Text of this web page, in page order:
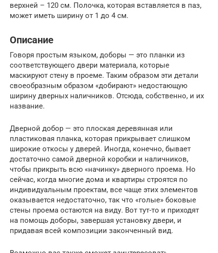
верхней – 120 см. Полочка, которая вставляется в паз,
может иметь ширину от 1 до 4 см.
Описание
Говоря простым языком, доборы — это планки из
соответствующего двери материала, которые
маскируют стену в проеме. Таким образом эти детали
своеобразным образом «добирают» недостающую
ширину дверных наличников. Отсюда, собственно, и их
название.
Дверной добор — это плоская деревянная или
пластиковая планка, которая прикрывает слишком
широкие откосы у дверей. Иногда, конечно, бывает
достаточно самой дверной коробки и наличников,
чтобы прикрыть всю «начинку» дверного проема. Но
сейчас, когда многие дома и квартиры строятся по
индивидуальным проектам, все чаще этих элементов
оказывается недостаточно, так что «голые» боковые
стены проема остаются на виду. Вот тут-то и приходят
на помощь доборы, завершая установку двери, и
придавая всей композиции законченный вид.